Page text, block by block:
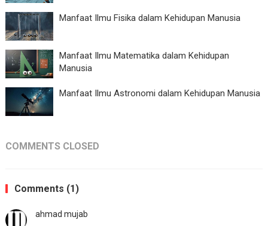
Manfaat Ilmu Fisika dalam Kehidupan Manusia
Manfaat Ilmu Matematika dalam Kehidupan
Manusia
Manfaat Ilmu Astronomi dalam Kehidupan Manusia
COMMENTS CLOSED
Comments (1)
ahmad mujab